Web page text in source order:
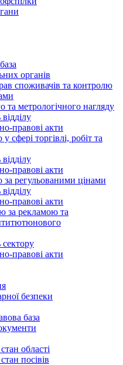
органів
споживачів та контролю
та метрологічного нагляду
відділу
правові акти
сфері торгівлі, робіт та
відділу
правові акти
за регульованими цінами
відділу
правові акти
за рекламою та
сектору
правові акти
безпеки
база
області
посівів